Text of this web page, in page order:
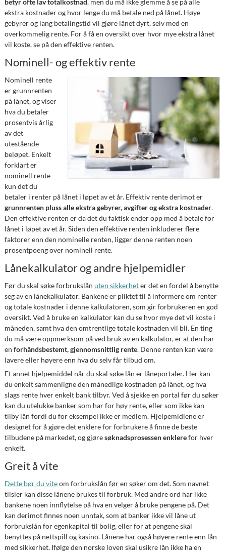
ekstra kostnader og hvor lenge du må betale ned på lånet. Høye
gebyrer og lang betalingstid vil gjøre lånet dyrt, selv med en
overkommelig rente. For å få en oversikt over hvor mye ekstra lånet
vil koste, se på den effektive renten.
Nominell- og effektiv rente
Nominell rente
er grunnrenten
på lånet, og viser
hva du betaler
prosentvis årlig
av det
utestående
beløpet. Enkelt
forklart er
nominell rente
kun det du
betaler i renter på lånet i løpet av et år. Effektiv rente derimot er
grunnrenten pluss alle ekstra gebyrer, avgifter og ekstra kostnader.
Den effektive renten er da det du faktisk ender opp med å betale for
lånet i løpet av et år. Siden den effektive renten inkluderer flere
faktorer enn den nominelle renten, ligger denne renten noen
prosentpoeng over nominell rente.
Lånekalkulator og andre hjelpemidler
Før du skal søke forbrukslån uten sikkerheter det en fordel å benytte
seg av en lånekalkulator. Bankene er pliktet til å informere om renter
og totale kostnader i denne kalkulatoren, som gir forbrukeren en god
oversikt. Ved å bruke en kalkulator kan du se hvor mye det vil koste i
måneden, samt hva den omtrentlige totale kostnaden vil bli. En ting
du må være oppmerksom på ved bruk av en kalkulator, er at den har
en forhåndsbestemt, gjennomsnittlig rente. Denne renten kan være
lavere eller høyere enn hva du selv får tilbud om.
Et annet hjelpemiddel når du skal søke lån er låneportaler. Her kan
du enkelt sammenligne den månedlige kostnaden på lånet, og hva
slags rente hver enkelt bank tilbyr. Ved å sjekke en portal før du søker
kan du utelukke banker som har for høy rente, eller som ikke kan
tilby lån fordi du for eksempel ikke er medlem. Hjelpemidlene er
designet for å gjøre det enklere for forbrukere å finne de beste
tilbudene på markedet, og gjøresøknadsprosessen enklerefor hver
enkelt.
Greit å vite
Dette bør du viteom forbrukslån før en søker om det. Som navnet
tilsier kan disse lånene brukes til forbruk. Med andre ord har ikke
bankene noen innflytelse på hva en velger å bruke pengene på. Det
kan derimot finnes noen unntak, som at banker ikke vil låne ut
forbrukslån for egenkapital til bolig, eller for at pengene skal
benyttes på nettspill og kasino. Lånene har også høyere rente enn lån
med sikkerhet. Ifølge den norske loven skal usikre lån ikke ha en